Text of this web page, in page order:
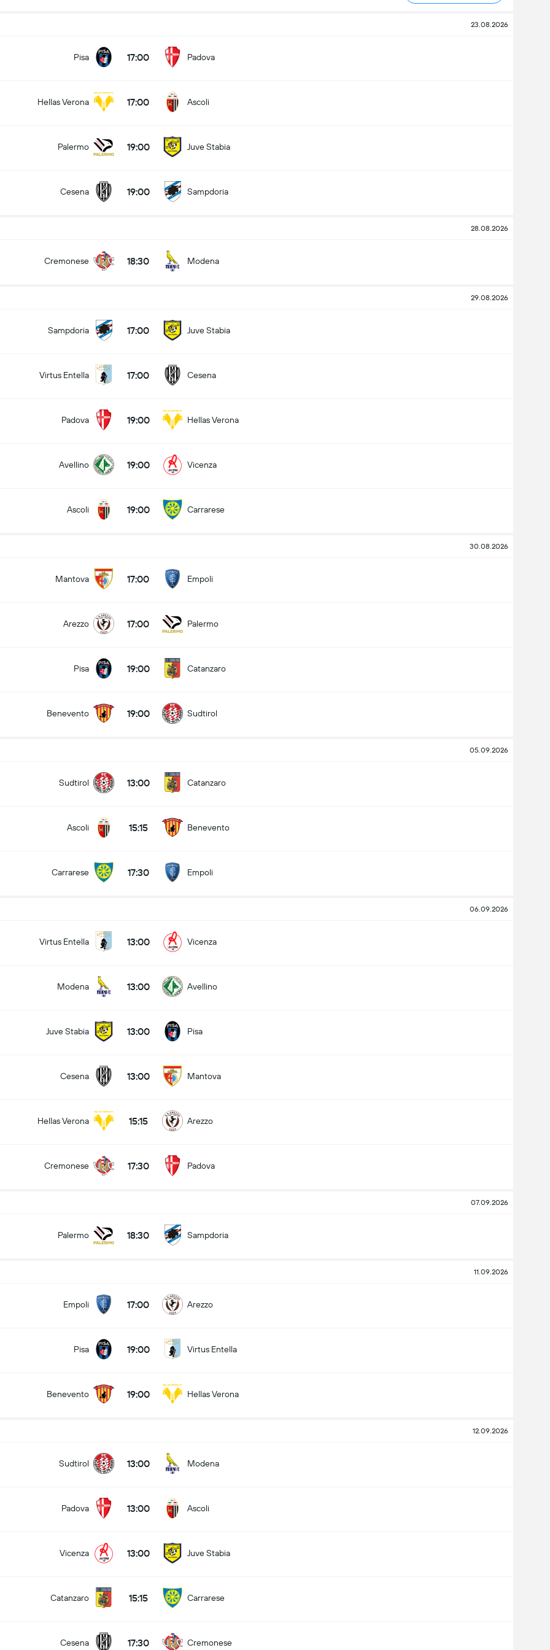
23.08.2026
Pisa 17:00 Padova
Hellas Verona 17:00 Ascoli
Palermo 19:00 Juve Stabia
Cesena 19:00 Sampdoria
28.08.2026
Cremonese 18:30 Modena
29.08.2026
Sampdoria 17:00 Juve Stabia
Virtus Entella 17:00 Cesena
Padova 19:00 Hellas Verona
Avellino 19:00 Vicenza
Ascoli 19:00 Carrarese
30.08.2026
Mantova 17:00 Empoli
Arezzo 17:00 Palermo
Pisa 19:00 Catanzaro
Benevento 19:00 Sudtirol
05.09.2026
Sudtirol 13:00 Catanzaro
Ascoli 15:15 Benevento
Carrarese 17:30 Empoli
06.09.2026
Virtus Entella 13:00 Vicenza
Modena 13:00 Avellino
Juve Stabia 13:00 Pisa
Cesena 13:00 Mantova
Hellas Verona 15:15 Arezzo
Cremonese 17:30 Padova
07.09.2026
Palermo 18:30 Sampdoria
11.09.2026
Empoli 17:00 Arezzo
Pisa 19:00 Virtus Entella
Benevento 19:00 Hellas Verona
12.09.2026
Sudtirol 13:00 Modena
Padova 13:00 Ascoli
Vicenza 13:00 Juve Stabia
Catanzaro 15:15 Carrarese
Cesena 17:30 Cremonese